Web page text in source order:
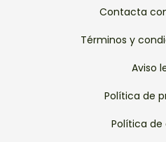
Contacta
Términos y
Aviso
Política de
Política de